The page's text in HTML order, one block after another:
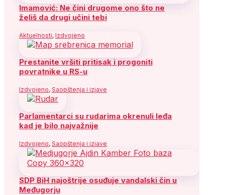
Imamović: Ne čini drugome ono što ne
želiš da drugi učini tebi
Aktuelnosti, Izdvojeno
Prestanite vršiti pritisak i progoniti
povratnike u RS-u
Izdvojeno, Saopštenja i izjave
Parlamentarci su rudarima okrenuli leđa
kad je bilo najvažnije
Izdvojeno, Saopštenja i izjave
SDP BiH najoštrije osuđuje vandalski čin u
Međugorju